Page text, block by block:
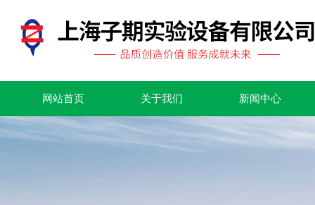
网站首页 关于我们 新闻中心